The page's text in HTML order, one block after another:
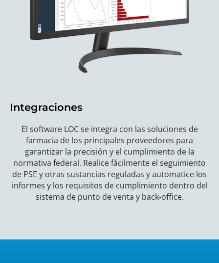
Integraciones
El software LOC se integra con las soluciones de
farmacia de los principales proveedores para
garantizar la precisión y el cumplimiento de la
normativa federal. Realice fácilmente el seguimiento
de PSE y otras sustancias reguladas y automatice los
informes y los requisitos de cumplimiento dentro del
sistema de punto de venta y back-office.